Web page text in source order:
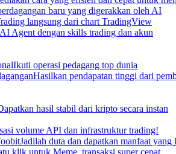
baru yang digerakkan oleh AI
langsung dari chart TradingView
Agent dengan skills trading dan akun
Ikuti operasi pedagang top dunia
Hasilkan pendapatan tinggi dari
hasil stabil dari kripto secara instan
volume API dan infrastruktur trading!
Jadilah duta dan dapatkan manfaat
klik untuk Meme, transaksi super cepat